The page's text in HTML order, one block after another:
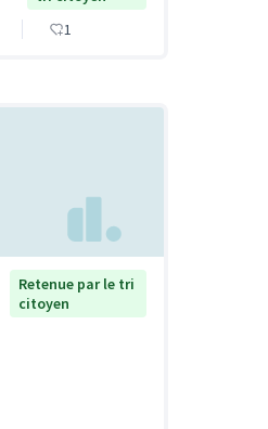
1
Retenue par le tri
citoyen